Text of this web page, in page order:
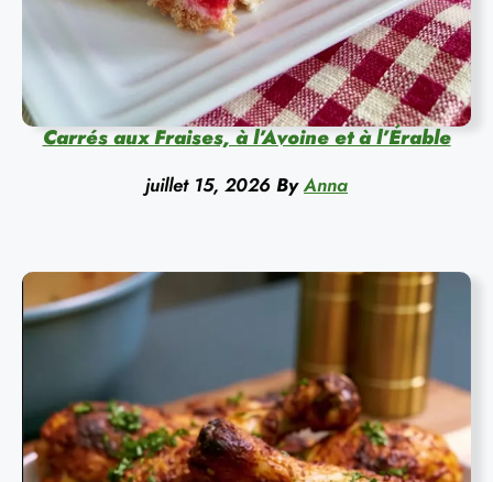
Carrés aux Fraises, à l’Avoine et à l’Érable
juillet 15, 2026 By Anna